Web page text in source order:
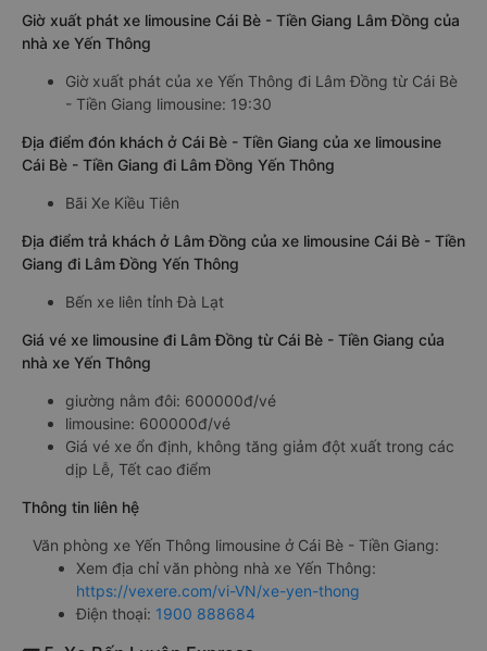
Giờ xuất phát xe limousine Cái Bè - Tiền Giang Lâm Đồng của
nhà xe Yến Thông
Giờ xuất phát của xe Yến Thông đi Lâm Đồng từ Cái Bè
- Tiền Giang limousine: 19:30
Địa điểm đón khách ở Cái Bè - Tiền Giang của xe limousine
Cái Bè - Tiền Giang đi Lâm Đồng Yến Thông
Bãi Xe Kiều Tiên
Địa điểm trả khách ở Lâm Đồng của xe limousine Cái Bè - Tiền
Giang đi Lâm Đồng Yến Thông
Bến xe liên tỉnh Đà Lạt
Giá vé xe limousine đi Lâm Đồng từ Cái Bè - Tiền Giang của
nhà xe Yến Thông
giường nằm đôi: 600000đ/vé
limousine: 600000đ/vé
Giá vé xe ổn định, không tăng giảm đột xuất trong các
dịp Lễ, Tết cao điểm
Thông tin liên hệ
Văn phòng xe Yến Thông limousine ở Cái Bè - Tiền Giang:
Xem địa chỉ văn phòng nhà xe Yến Thông:
https://vexere.com/vi-VN/xe-yen-thong
Điện thoại: 1900 888684